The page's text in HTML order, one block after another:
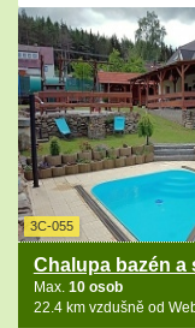
3C-055
Chalupa bazén a
Max. 10 osob
22.4 km vzdušně od